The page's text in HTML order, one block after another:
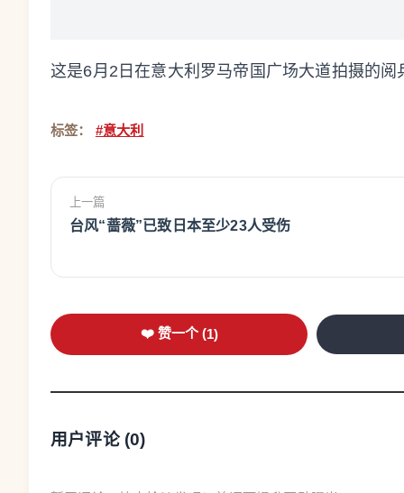
这是6月2日在意大利罗马帝国广场大道拍摄的阅
标签： #意大利
上一篇
台风“蔷薇”已致日本至少23人受伤
❤️ 赞一个 (1)
用户评论 (0)